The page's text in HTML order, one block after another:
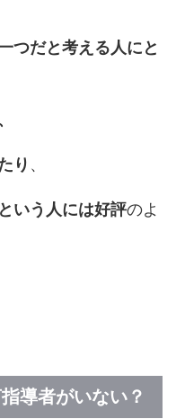
つだと考える人にと
り 、
いう人には好評のよ
導者がいない？